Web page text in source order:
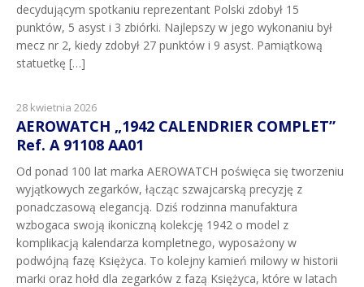
decydującym spotkaniu reprezentant Polski zdobył 15
punktów, 5 asyst i 3 zbiórki. Najlepszy w jego wykonaniu był
mecz nr 2, kiedy zdobył 27 punktów i 9 asyst. Pamiątkową
statuetkę […]
28 kwietnia 2026
AEROWATCH „1942 CALENDRIER COMPLET”
Ref. A 91108 AA01
Od ponad 100 lat marka AEROWATCH poświęca się tworzeniu
wyjątkowych zegarków, łącząc szwajcarską precyzję z
ponadczasową elegancją. Dziś rodzinna manufaktura
wzbogaca swoją ikoniczną kolekcję 1942 o model z
komplikacją kalendarza kompletnego, wyposażony w
podwójną fazę Księżyca. To kolejny kamień milowy w historii
marki oraz hołd dla zegarków z fazą Księżyca, które w latach